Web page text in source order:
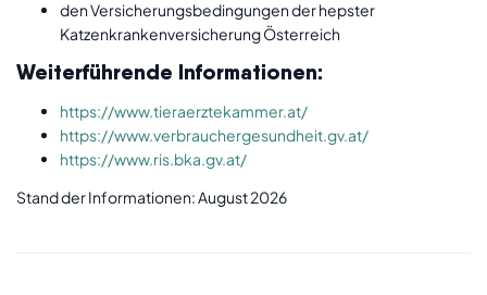
den Versicherungsbedingungen der hepster
Katzenkrankenversicherung Österreich
Weiterführende Informationen:
https://www.tieraerztekammer.at/
https://www.verbrauchergesundheit.gv.at/
https://www.ris.bka.gv.at/
Stand der Informationen: August 2026